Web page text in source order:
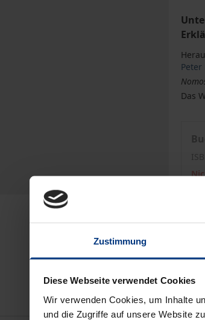
Zustimmung
Diese Webseite verwendet Cookies
Wir verwenden Cookies, um Inhalte
und die Zugriffe auf unsere Website
Peter
Das